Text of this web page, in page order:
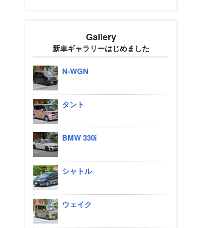
Gallery
新車ギャラリーはじめました
N-WGN
タント
BMW 330i
シャトル
ウェイク